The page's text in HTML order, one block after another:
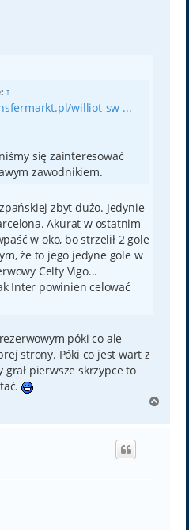
↑
williot-sw ...
się zainteresować
zawodnikiem.
zbyt dużo. Jedynie
Akurat w ostatnim
w oko, bo strzelił 2 gole
że to jego jedyne gole w
Celty Vigo...
Inter powinien celować
póki co ale
strony. Póki co jest wart z
pierwsze skrzypce to
g